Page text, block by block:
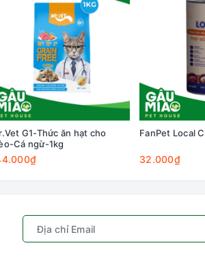
G1-Thức ăn hạt cho
Cá ngừ-1kg
FanPet Local
32.000₫